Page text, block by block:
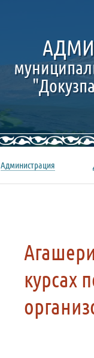
курсах
Администрация